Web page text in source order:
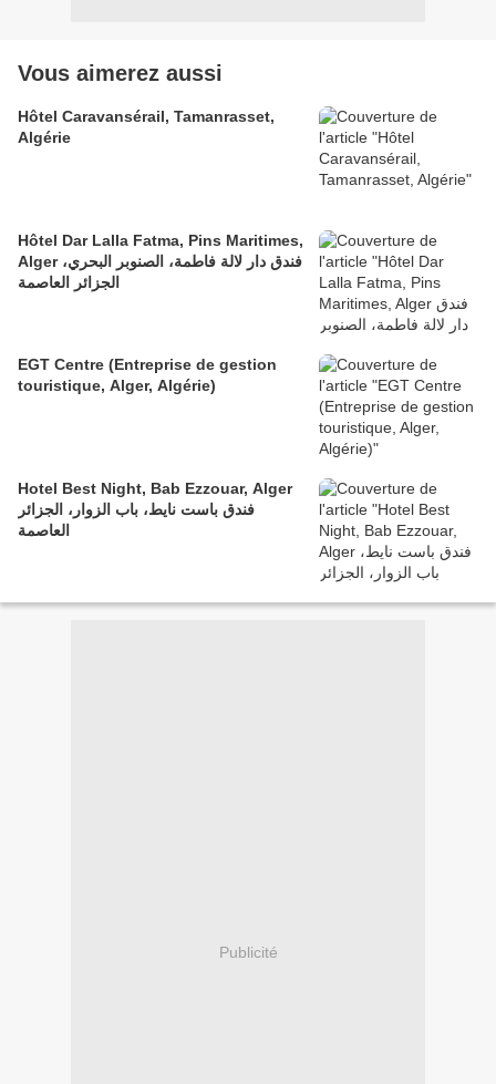
Vous aimerez aussi
Hôtel Caravansérail, Tamanrasset,
Algérie
Hôtel Dar Lalla Fatma, Pins Maritimes,
Alger فندق دار لالة فاطمة، الصنوبر البحري،
الجزائر العاصمة
EGT Centre (Entreprise de gestion
touristique, Alger, Algérie)
Hotel Best Night, Bab Ezzouar, Alger
فندق باست نايط، باب الزوار، الجزائر
العاصمة
Publicité